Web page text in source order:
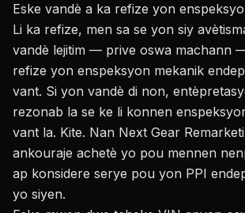
Eske vandè a ka refize yon
Li ka refize, men sa se yon siy
vandè lejitim — prive oswa machann
refize yon enspeksyon mekanik
vant. Si yon vandè di non,
rezonab la se ke li konnen
vant la. Kite. Nan Next Gear
ankouraje achetè yo pou mennen
ap konsidere serye pou yon PPI
yo siyen.